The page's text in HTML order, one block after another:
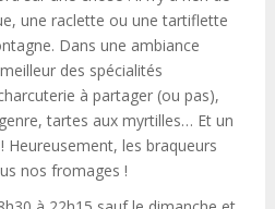
une raclette ou une tartiflette
Dans une ambiance
des spécialités
à partager (ou pas),
tartes aux myrtilles… Et un
les braqueurs
nos fromages !